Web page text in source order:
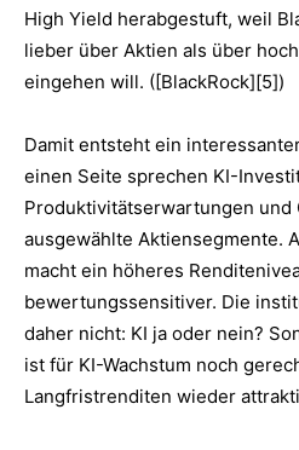
High Yield herabgestuft, weil
lieber über Aktien als über
eingehen will. ([BlackRock][5])
Damit entsteht ein
einen Seite sprechen KI-
Produktivitätserwartungen und
ausgewählte Aktiensegmente.
macht ein höheres
bewertungssensitiver. Die
daher nicht: KI ja oder nein?
ist für KI-Wachstum noch
Langfristrenditen wieder